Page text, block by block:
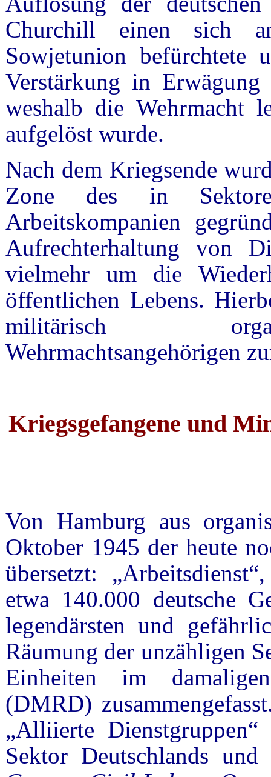
Churchill einen sich
Sowjetunion befürchtete
Verstärkung in
weshalb die Wehrmacht
aufgelöst wurde.
Nach dem Kriegsende
Zone des in
Arbeitskompanien
Aufrechterhaltung von
vielmehr um die
öffentlichen Lebens.
militärisch
Wehrmachtsangehörigen
Kriegsgefangene und
Von Hamburg aus
Oktober 1945 der heute
übersetzt:
etwa 140.000 deutsche
legendärsten und
Räumung der unzähligen
Einheiten im
(DMRD)
„Alliierte
Sektor Deutschlands